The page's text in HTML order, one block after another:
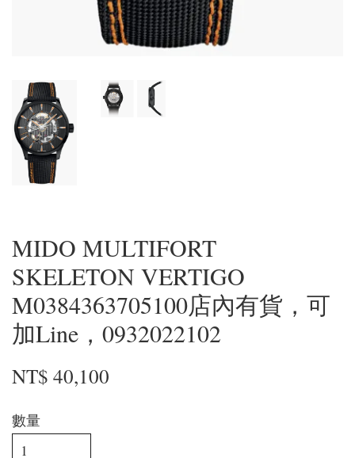
MIDO MULTIFORT
SKELETON VERTIGO
M0384363705100店內有貨，可
加Line，0932022102
NT$ 40,100
數量